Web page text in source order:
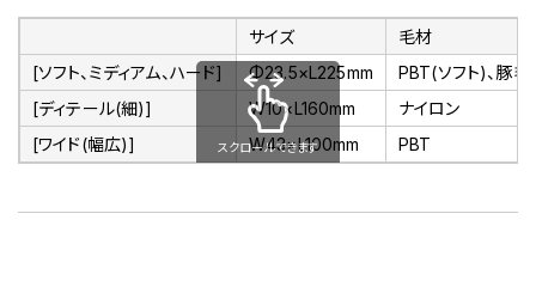
サイズ
毛材
[ソフト、ミディアム、ハード]
Φ23.5×L225mm
PBT(ソフト)、豚毛
[ディテール(細)]
W10×L160mm
ナイロン
[ワイド(幅広)]
W43×L100mm PBT